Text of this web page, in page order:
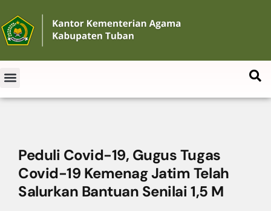
Peduli Covid-19, Gugus Tugas
Covid-19 Kemenag Jatim Telah
Salurkan Bantuan Senilai 1,5 M